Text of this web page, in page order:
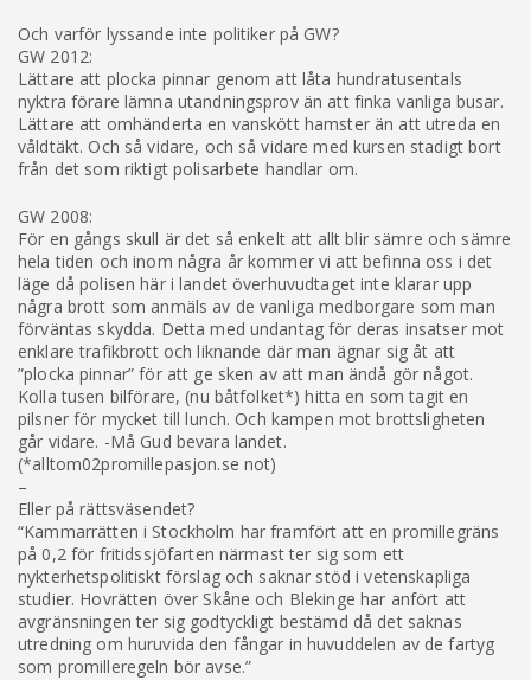
Och varför lyssande inte politiker på GW?
GW 2012:
Lättare att plocka pinnar genom att låta hundratusentals
nyktra förare lämna utandningsprov än att finka vanliga busar.
Lättare att omhänderta en vanskött hamster än att utreda en
våldtäkt. Och så vidare, och så vidare med kursen stadigt bort
från det som riktigt polis­arbete handlar om.
GW 2008:
För en gångs skull är det så enkelt att allt blir sämre och sämre
hela tiden och inom några år kommer vi att befinna oss i det
läge då polisen här i landet överhuvudtaget inte klarar upp
några brott som anmäls av de vanliga medborgare som man
förväntas skydda. Detta med undantag för deras insatser mot
enklare trafikbrott och liknande där man ägnar sig åt att
”plocka pinnar” för att ge sken av att man ändå gör något.
Kolla tusen bilförare, (nu båtfolket*) hitta en som tagit en
pilsner för mycket till lunch. Och kampen mot brottsligheten
går vidare. -Må Gud bevara landet.
(*alltom02promillepasjon.se not)
–
Eller på rättsväsendet?
“Kammarrätten i Stockholm har framfört att en promillegräns
på 0,2 för fritidssjöfarten närmast ter sig som ett
nykterhetspolitiskt förslag och saknar stöd i vetenskapliga
studier. Hovrätten över Skåne och Blekinge har anfört att
avgränsningen ter sig godtyckligt bestämd då det saknas
utredning om huruvida den fångar in huvuddelen av de fartyg
som promilleregeln bör avse.”